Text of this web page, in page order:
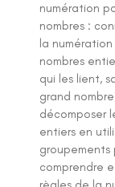
numération
nombres :
la
nombres
qui les lient,
grand
décomposer
entiers en
groupements
comprendre